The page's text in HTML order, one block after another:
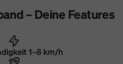
– Deine Features
1–8 km/h